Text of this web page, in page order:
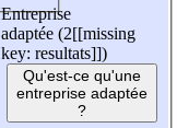
Entreprise
adaptée (2[[missing
key: resultats]])
Qu'est-ce qu'une
entreprise adaptée
?